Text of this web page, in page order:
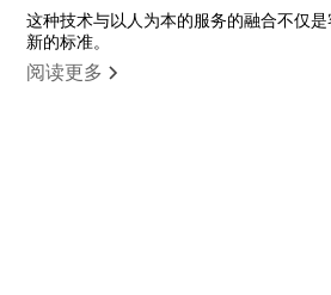
这种技术与以人为本的服务的融合不仅
新的标准。
阅读更多